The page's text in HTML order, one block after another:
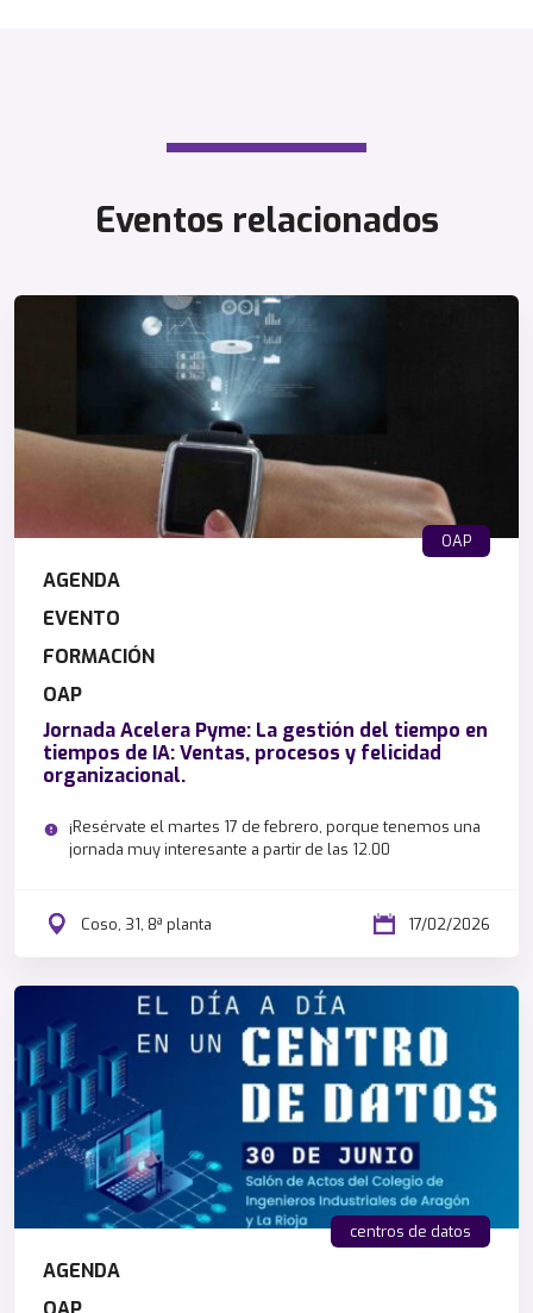
Eventos relacionados
OAP
AGENDA
EVENTO
FORMACIÓN
OAP
Jornada Acelera Pyme: La gestión del tiempo en
tiempos de IA: Ventas, procesos y felicidad
organizacional.
¡Resérvate el martes 17 de febrero, porque tenemos una
jornada muy interesante a partir de las 12.00
Coso, 31, 8ª planta 17/02/2026
centros de datos
AGENDA